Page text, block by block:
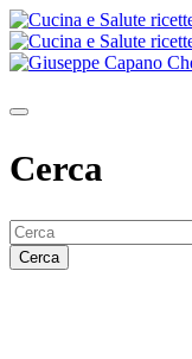
Cerca
Cerca